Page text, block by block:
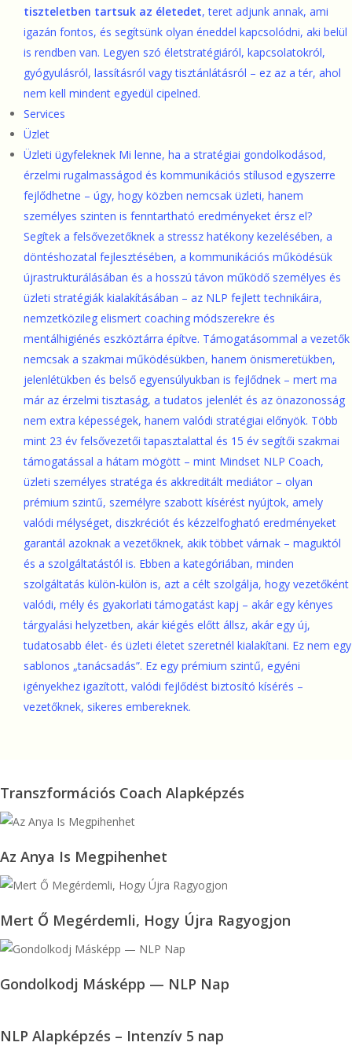
tiszteletben tartsuk az életedet, teret adjunk annak, ami
igazán fontos, és segítsünk olyan éneddel kapcsolódni, aki belül
is rendben van. Legyen szó életstratégiáról, kapcsolatokról,
gyógyulásról, lassításról vagy tisztánlátásról – ez az a tér, ahol
nem kell mindent egyedül cipelned.
Services
Üzlet
Üzleti ügyfeleknek Mi lenne, ha a stratégiai gondolkodásod,
érzelmi rugalmasságod és kommunikációs stílusod egyszerre
fejlődhetne – úgy, hogy közben nemcsak üzleti, hanem
személyes szinten is fenntartható eredményeket érsz el?
Segítek a felsővezetőknek a stressz hatékony kezelésében, a
döntéshozatal fejlesztésében, a kommunikációs működésük
újrastrukturálásában és a hosszú távon működő személyes és
üzleti stratégiák kialakításában – az NLP fejlett technikáira,
nemzetközileg elismert coaching módszerekre és
mentálhigiénés eszköztárra építve. Támogatásommal a vezetők
nemcsak a szakmai működésükben, hanem önismeretükben,
jelenlétükben és belső egyensúlyukban is fejlődnek – mert ma
már az érzelmi tisztaság, a tudatos jelenlét és az önazonosság
nem extra képességek, hanem valódi stratégiai előnyök. Több
mint 23 év felsővezetői tapasztalattal és 15 év segítői szakmai
támogatással a hátam mögött – mint Mindset NLP Coach,
üzleti személyes stratéga és akkreditált mediátor – olyan
prémium szintű, személyre szabott kísérést nyújtok, amely
valódi mélységet, diszkréciót és kézzelfogható eredményeket
garantál azoknak a vezetőknek, akik többet várnak – maguktól
és a szolgáltatástól is. Ebben a kategóriában, minden
szolgáltatás külön-külön is, azt a célt szolgálja, hogy vezetőként
valódi, mély és gyakorlati támogatást kapj – akár egy kényes
tárgyalási helyzetben, akár kiégés előtt állsz, akár egy új,
tudatosabb élet- és üzleti életet szeretnél kialakítani. Ez nem egy
sablonos „tanácsadás”. Ez egy prémium szintű, egyéni
igényekhez igazított, valódi fejlődést biztosító kísérés –
vezetőknek, sikeres embereknek.
Transzformációs
Coach
Alapképzés
Transzformációs Coach Alapképzés
Az
Anya
Megpihenhet
Az Anya Is Megpihenhet
Mert
Ő
Megérdemli,
Hogy
Mert Ő Megérdemli, Hogy Újra Ragyogjon
Gondolkodj
NLP
Gondolkodj Másképp — NLP Nap
NLP
NLP Alapképzés – Intenzív 5 nap